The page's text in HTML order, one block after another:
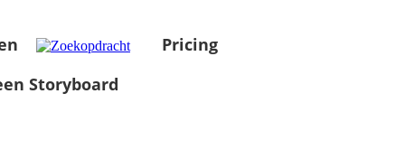
Pricing
Storyboard